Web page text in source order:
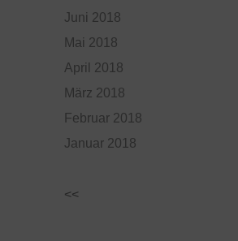
Juni 2018
Mai 2018
April 2018
März 2018
Februar 2018
Januar 2018
<<